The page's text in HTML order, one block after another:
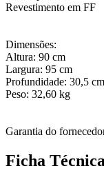
Revestimento em FF
Dimensões:
Altura: 90 cm
Largura: 95 cm
Profundidade: 30,5 cm
Peso: 32,60 kg
Garantia do
Ficha